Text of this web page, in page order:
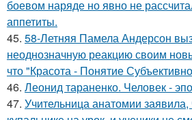
боевом наряде но явно не
аппетиты.
45. 58-Летняя Памела Андерсон
неоднозначную реакцию своим
что "Красота - Понятие
46. Леонид тараненко. Человек -
47. Учительница анатомии заявила,